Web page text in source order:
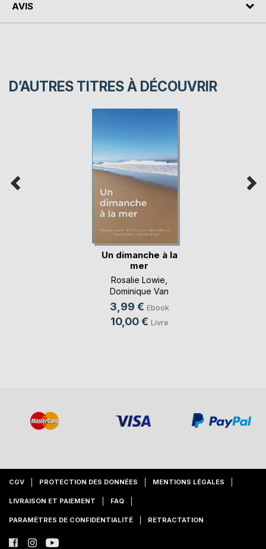
AVIS
D’AUTRES TITRES À DÉCOUVRIR
Un dimanche à la
mer
Rosalie Lowie
Dominique Van
Cotthem
3,99 € Ebook
10,00 € Livre
CGV PROTECTION DES DONNÉES MENTIONS LÉGALES
LIVRAISON ET PAIEMENT FAQ
PARAMÈTRES DE CONFIDENTIALITÉ RETRACTATION